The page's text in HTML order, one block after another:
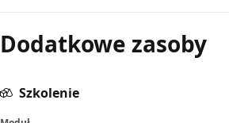
Dodatkowe zasoby
Szkolenie